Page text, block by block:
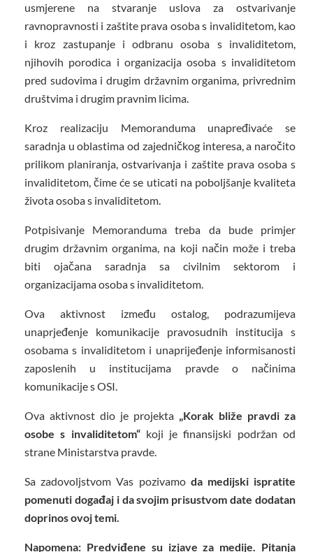
usmjerene na stvaranje uslova za ostvarivanje
ravnopravnosti i zaštite prava osoba s invaliditetom, kao
i kroz zastupanje i odbranu osoba s invaliditetom,
njihovih porodica i organizacija osoba s invaliditetom
pred sudovima i drugim državnim organima, privrednim
društvima i drugim pravnim licima.
Kroz realizaciju Memoranduma unapređivaće se
saradnja u oblastima od zajedničkog interesa, a naročito
prilikom planiranja, ostvarivanja i zaštite prava osoba s
invaliditetom, čime će se uticati na poboljšanje kvaliteta
života osoba s invaliditetom.
Potpisivanje Memoranduma treba da bude primjer
drugim državnim organima, na koji način može i treba
biti ojačana saradnja sa civilnim sektorom i
organizacijama osoba s invaliditetom.
Ova aktivnost između ostalog, podrazumijeva
unaprjeđenje komunikacije pravosudnih institucija s
osobama s invaliditetom i unaprijeđenje informisanosti
zaposlenih u institucijama pravde o načinima
komunikacije s OSI.
Ova aktivnost dio je projekta „Korak bliže pravdi za
osobe s invaliditetom“koji je finansijski podržan od
strane Ministarstva pravde.
Sa zadovoljstvom Vas pozivamo da medijski ispratite
pomenuti događaj i da svojim prisustvom date dodatan
doprinos ovoj temi.
Napomena: Predviđene su izjave za medije. Pitanja